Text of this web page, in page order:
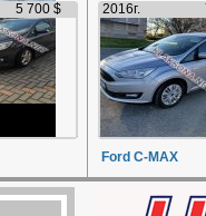
5 700 $ 2016г.
Ford C-MAX